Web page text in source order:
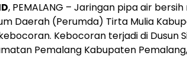
, PEMALANG – Jaringan pipa air bersih
Daerah (Perumda) Tirta Mulia
Kebocoran terjadi di Dusun
Pemalang Kabupaten